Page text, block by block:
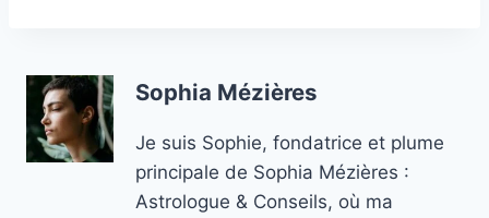
Sophia Mézières
Je suis Sophie, fondatrice et plume
principale de Sophia Mézières :
Astrologue & Conseils, où ma